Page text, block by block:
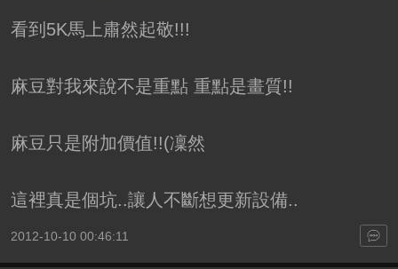
看到5K馬上肅然起敬!!!
麻豆對我來說不是重點 重點是畫質!!
麻豆只是附加價值!!(凜然
這裡真是個坑..讓人不斷想更新設備..
2012-10-10 00:46:11